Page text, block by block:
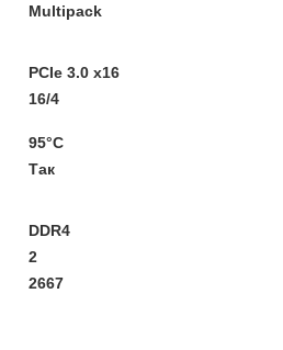
Multipack
PCIe 3.0 x16
16/4
95°C
Так
DDR4
2
2667